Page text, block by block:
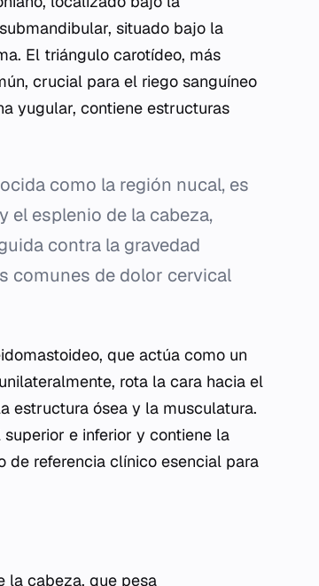
situado bajo la
El triángulo carotídeo, más
crucial para el riego sanguíneo
yugular, contiene estructuras
como la región nucal, es
el esplenio de la cabeza,
contra la gravedad
comunes de dolor cervical
que actúa como un
rota la cara hacia el
estructura ósea y la musculatura.
e inferior y contiene la
referencia clínico esencial para
la cabeza, que pesa